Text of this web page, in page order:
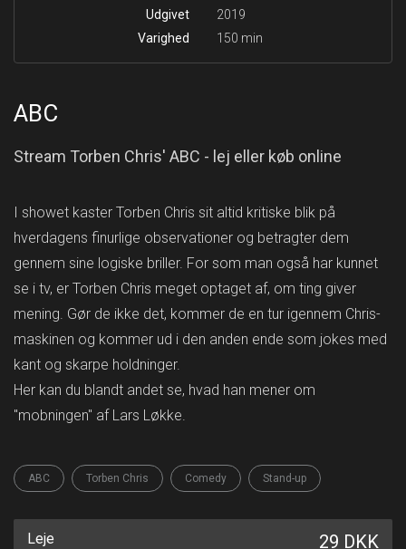
Udgivet
2019
Varighed
150 min
ABC
Stream Torben Chris' ABC - lej eller køb online
I showet kaster Torben Chris sit altid kritiske blik på
hverdagens finurlige observationer og betragter dem
gennem sine logiske briller. For som man også har kunnet
se i tv, er Torben Chris meget optaget af, om ting giver
mening. Gør de ikke det, kommer de en tur igennem Chris-
maskinen og kommer ud i den anden ende som jokes med
kant og skarpe holdninger.
Her kan du blandt andet se, hvad han mener om
"mobningen" af Lars Løkke.
ABC Torben Chris Comedy Stand-up
Leje 29 DKK